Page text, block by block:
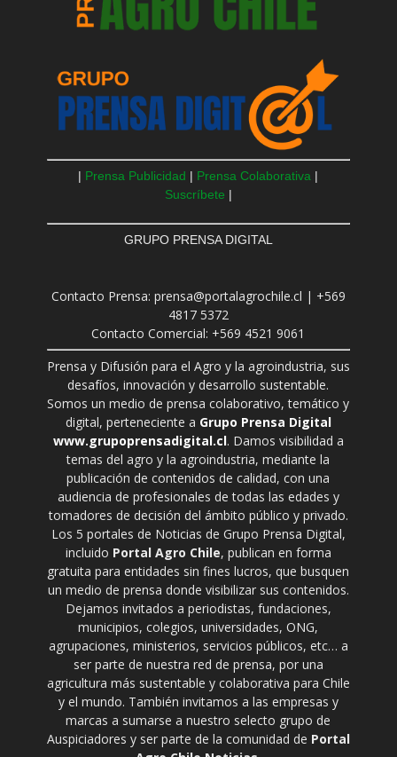
| Prensa Publicidad | Prensa Colaborativa |
Suscríbete |
GRUPO PRENSA DIGITAL
Contacto Prensa: prensa@portalagrochile.cl | +569
4817 5372
Contacto Comercial: +569 4521 9061
Prensa y Difusión para el Agro y la agroindustria, sus
desafíos, innovación y desarrollo sustentable.
Somos un medio de prensa colaborativo, temático y
digital, perteneciente a Grupo Prensa Digital
www.grupoprensadigital.cl. Damos visibilidad a
temas del agro y la agroindustria, mediante la
publicación de contenidos de calidad, con una
audiencia de profesionales de todas las edades y
tomadores de decisión del ámbito público y privado.
Los 5 portales de Noticias de Grupo Prensa Digital,
incluido Portal Agro Chile, publican en forma
gratuita para entidades sin fines lucros, que busquen
un medio de prensa donde visibilizar sus contenidos.
Dejamos invitados a periodistas, fundaciones,
municipios, colegios, universidades, ONG,
agrupaciones, ministerios, servicios públicos, etc… a
ser parte de nuestra red de prensa, por una
agricultura más sustentable y colaborativa para Chile
y el mundo. También invitamos a las empresas y
marcas a sumarse a nuestro selecto grupo de
Auspiciadores y ser parte de la comunidad de Portal